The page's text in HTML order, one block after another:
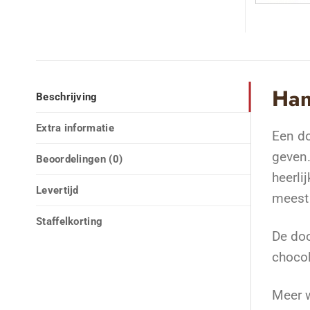
Beschrijving
Extra informatie
Beoordelingen (0)
Levertijd
Staffelkorting
Een
De
Meer